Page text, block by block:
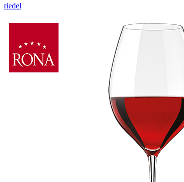
riedel